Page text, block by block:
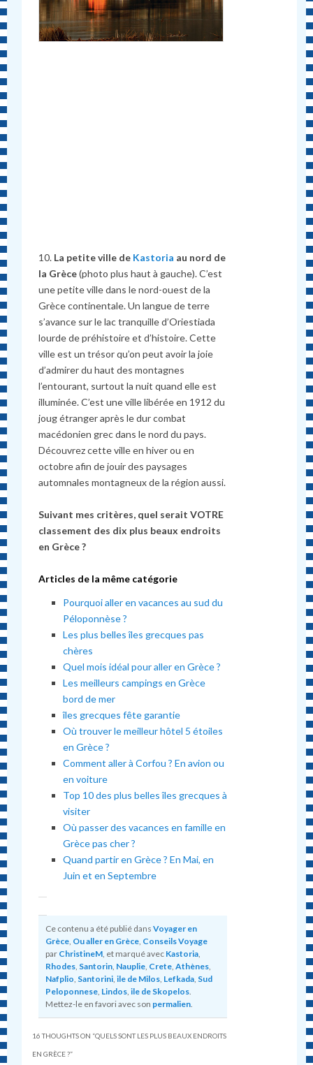
10. La petite ville de Kastoria au nord de
la Grèce(photo plus haut à gauche). C’est
une petite ville dans le nord-ouest de la
Grèce continentale. Un langue de terre
s’avance sur le lac tranquille d’Oriestiada
lourde de préhistoire et d’histoire. Cette
ville est un trésor qu’on peut avoir la joie
d’admirer du haut des montagnes
l’entourant, surtout la nuit quand elle est
illuminée. C’est une ville libérée en 1912 du
joug étranger après le dur combat
macédonien grec dans le nord du pays.
Découvrez cette ville en hiver ou en
octobre afin de jouir des paysages
automnales montagneux de la région aussi.
Suivant mes critères, quel serait VOTRE
classement des dix plus beaux endroits
en Grèce ?
Articles de la même catégorie
Pourquoi aller en vacances au sud du
Péloponnèse ?
Les plus belles îles grecques pas
chères
Quel mois idéal pour aller en Grèce ?
Les meilleurs campings en Grèce
bord de mer
îles grecques fête garantie
Où trouver le meilleur hôtel 5 étoiles
en Grèce ?
Comment aller à Corfou ? En avion ou
en voiture
Top 10 des plus belles îles grecques à
visiter
Où passer des vacances en famille en
Grèce pas cher ?
Quand partir en Grèce ? En Mai, en
Juin et en Septembre
Ce contenu a été publié dansVoyager en
Grèce Ou aller en Grèce Conseils Voyage
par ChristineM , et marqué avec Kastoria
Rhodes Santorin Nauplie Crete ,Athènes
Nafplio Santorini ,ile de Milos Lefkada Sud
Peloponnese Lindos ,ile de Skopelos
Mettez-le en favori avec son permalien
16 THOUGHTS ON “QUELS SONT LES PLUS BEAUX ENDROITS
EN GRÈCE ?”